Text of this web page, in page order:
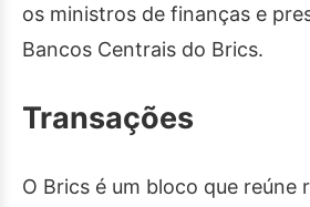
os ministros de finanças e
Bancos Centrais do Brics.
Transações
O Brics é um bloco que reúne